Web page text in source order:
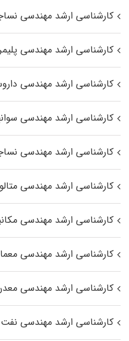
کارشناسی ارشد مهندسی
کارشناسی ارشد مهندسی
کارشناسی ارشد مهندسی
کارشناسی ارشد مهندسی
کارشناسی ارشد مهندسی
کارشناسی ارشد مهندسی
کارشناسی ارشد مهندسی
کارشناسی ارشد مهندسی
کارشناسی ارشد مهندسی
کارشناسی ارشد مهندسی نفت